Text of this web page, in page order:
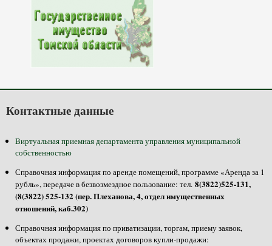
Контактные данные
Виртуальная приемная департамента управления муниципальной
собственностью
Справочная информация по аренде помещений, программе «Аренда за 1
рубль», передаче в безвозмездное пользование: тел. 8(3822)525-131,
(8(3822) 525-132 (пер. Плеханова, 4, отдел имущественных
отношений, каб.302)
Справочная информация по приватизации, торгам, приему заявок,
объектах продажи, проектах договоров купли-продажи: